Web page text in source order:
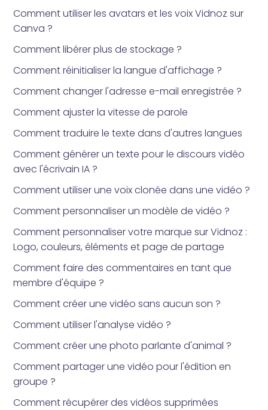
Comment utiliser les avatars et les voix Vidnoz sur
Canva ?
Comment libérer plus de stockage ?
Comment réinitialiser la langue d'affichage ?
Comment changer l'adresse e-mail enregistrée ?
Comment ajuster la vitesse de parole
Comment traduire le texte dans d'autres langues
Comment générer un texte pour le discours vidéo
avec l'écrivain IA ?
Comment utiliser une voix clonée dans une vidéo ?
Comment personnaliser un modèle de vidéo ?
Comment personnaliser votre marque sur Vidnoz :
Logo, couleurs, éléments et page de partage
Comment faire des commentaires en tant que
membre d'équipe ?
Comment créer une vidéo sans aucun son ?
Comment utiliser l'analyse vidéo ?
Comment créer une photo parlante d'animal ?
Comment partager une vidéo pour l'édition en
groupe ?
Comment récupérer des vidéos supprimées